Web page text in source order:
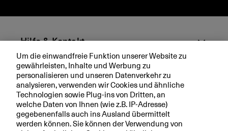
B
m
te
u
n
g
e
n
r
n
s
r
a
t
l
e
g
Hilfe & Kontakt
Aktuell
Ihre BKB
Um die einwandfreie Funktion unserer Website zu
gewährleisten, Inhalte und Werbung zu
personalisieren und unseren Datenverkehr zu
analysieren, verwenden wir Cookies und ähnliche
Technologien sowie Plug-ins von Dritten, an
welche Daten von Ihnen (wie z.B. IP-Adresse)
gegebenenfalls auch ins Ausland übermittelt
werden können. Sie können der Verwendung von